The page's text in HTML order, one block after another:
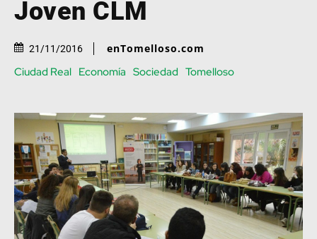
Joven CLM
21/11/2016 enTomelloso.com
Ciudad Real Economía Sociedad Tomelloso